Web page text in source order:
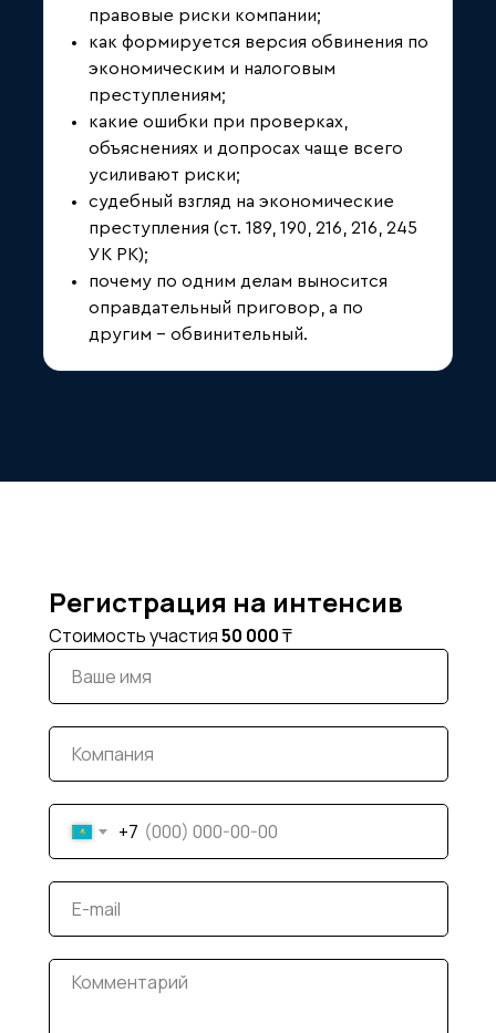
правовые риски компании;
как формируется версия обвинения по
экономическим и налоговым
преступлениям;
какие ошибки при проверках,
объяснениях и допросах чаще всего
усиливают риски;
судебный взгляд на экономические
преступления (ст. 189, 190, 216, 216, 245
УК РК);
почему по одним делам выносится
оправдательный приговор, а по
другим - обвинительный.
Регистрация на интенсив
Стоимость участия50 000₸
+7